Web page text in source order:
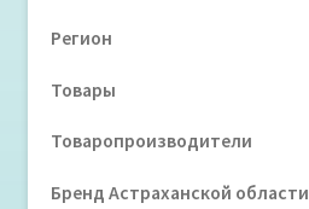
Регион
Товары
Товаропроизводители
Бренд Астраханской области